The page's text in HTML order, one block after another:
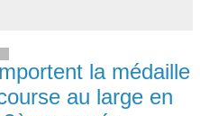
la médaille
au large en